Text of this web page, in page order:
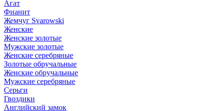
Агат
Фианит
Жемчуг Svarowski
Женские
Женские золотые
Мужские золотые
Женские серебряные
Золотые обручальные
Женские обручальные
Мужские серебряные
Серьги
Гвоздики
Английский замок